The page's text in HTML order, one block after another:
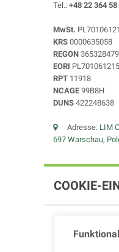
Tel.: +48 22 364
MwSt.
KRS 0000635058
REGON 365328479
EORI
RPT 11918
NCAGE 99B8H
DUNS 422248638
Adresse: LIM
697 Warschau,
COOKIE-